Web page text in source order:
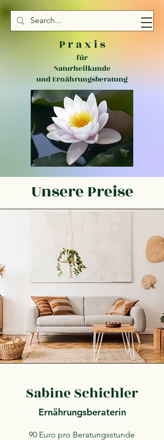
P r a x i s
für
Naturheilkunde
und Ernährungsberatung
Unsere Preise
Sabine Schichler
Ernährungsberaterin
90 Euro pro Beratungsstunde